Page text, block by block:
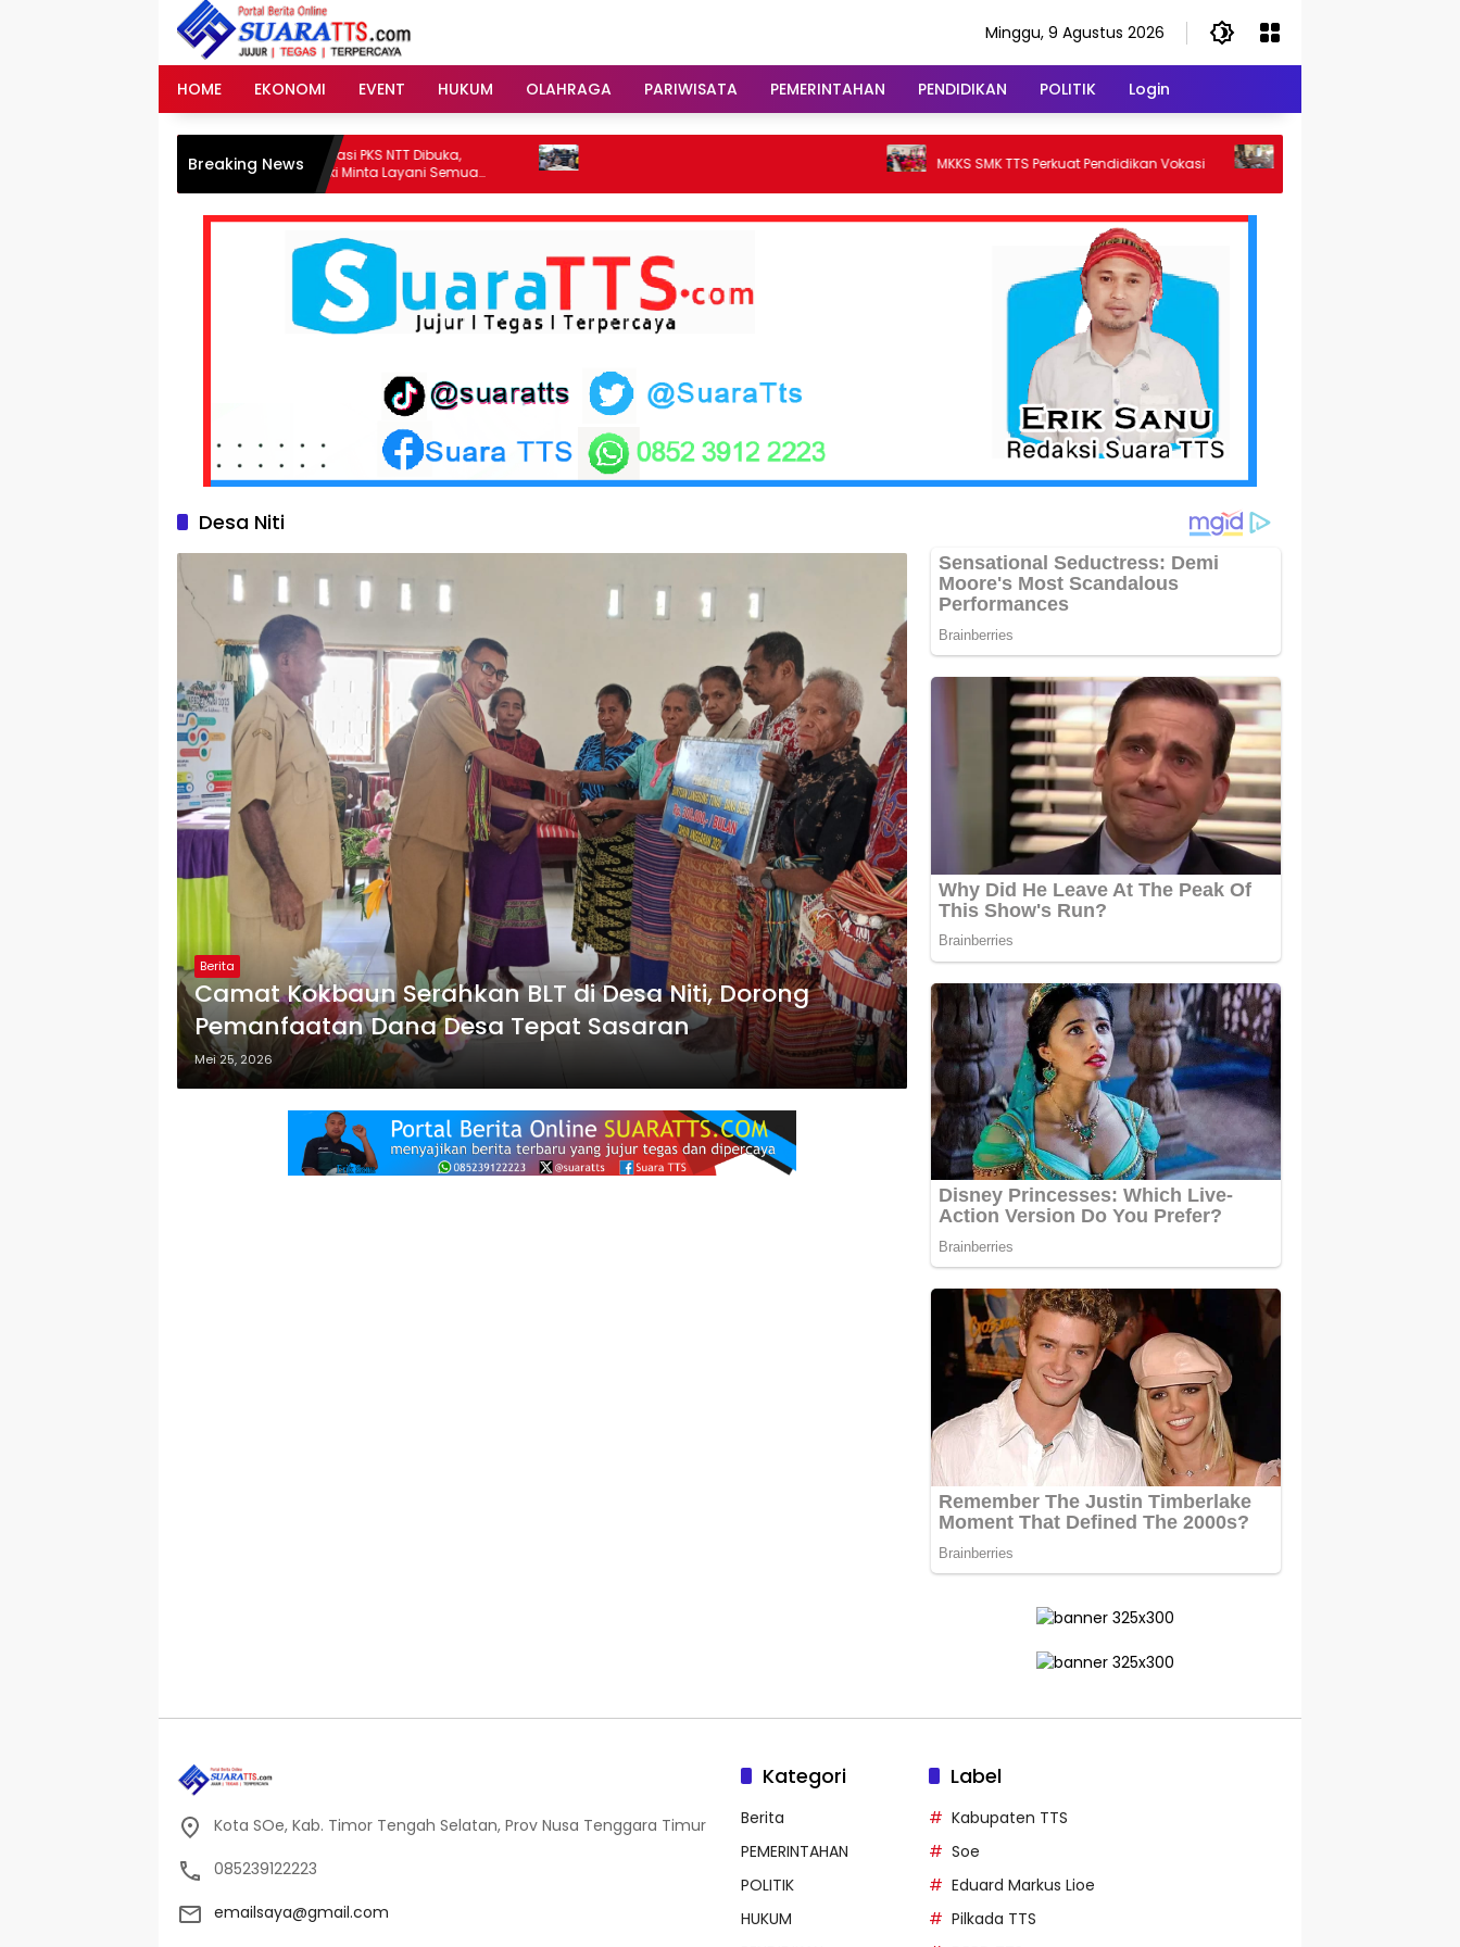
Minggu, 9 Agustus 2026
HOME EKONOMI EVENT HUKUM OLAHRAGA PARIWISATA PEMERINTAHAN PENDIDIKAN POLITIK Login
Breaking News
Rumah Advokasi PKS NTT Dibuka,
Gubernur Melki Minta Layani Semua
Warga
MKKS SMK TTS Perkuat Pendidikan Vokasi
Kasus Penggelapan dan
Polsek Alak Tetapkan Dua Tersangka
Desa Niti
Berita
Camat Kokbaun Serahkan BLT di Desa Niti, Dorong
Pemanfaatan Dana Desa Tepat Sasaran
Mei 25, 2026
Kota SOe, Kab. Timor Tengah Selatan, Prov Nusa Tenggara Timur
085239122223
emailsaya@gmail.com
Kategori
Berita
PEMERINTAHAN
POLITIK
HUKUM
Label
Kabupaten TTS
Soe
Eduard Markus Lioe
Pilkada TTS